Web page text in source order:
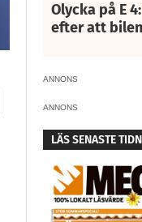
Olycka på E
efter att
ANNONS
ANNONS
LÄS SENASTE